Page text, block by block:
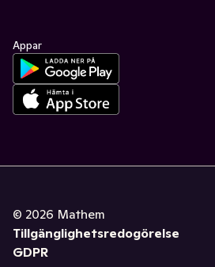
Appar
© 2026 Mathem
Tillgänglighetsredogörelse
GDPR